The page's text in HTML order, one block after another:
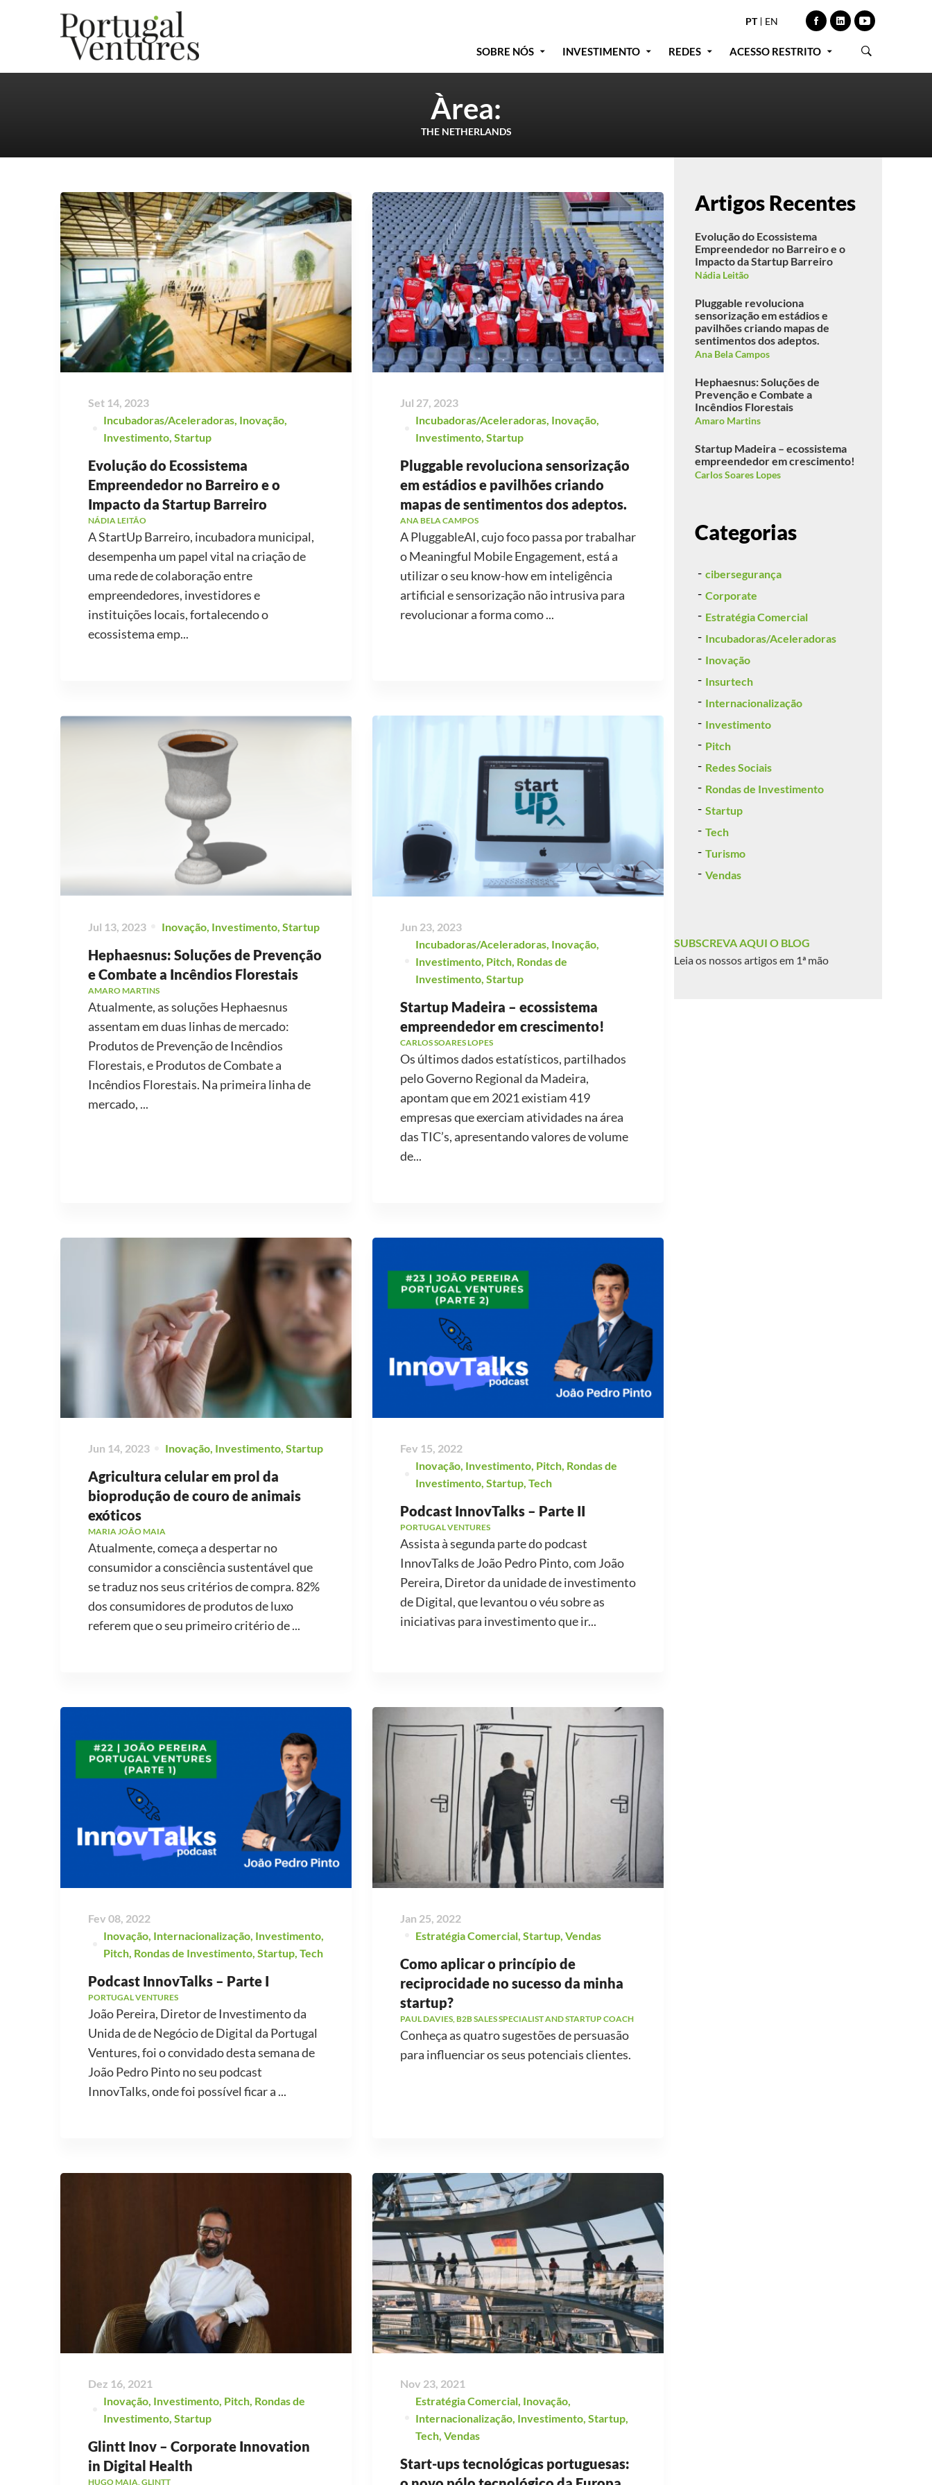
PT EN
SOBRE NÓS INVESTIMENTO REDES ACESSO RESTRITO
Àrea:
THE NETHERLANDS
Set 14, 2023
Incubadoras/Aceleradoras, Inovação,
Investimento, Startup
Evolução do Ecossistema
Empreendedor no Barreiro e o
Impacto da Startup Barreiro
NÁDIA LEITÃO
A StartUp Barreiro, incubadora municipal,
desempenha um papel vital na criação de
uma rede de colaboração entre
empreendedores, investidores e
instituições locais, fortalecendo o
ecossistema emp...
Jul 27, 2023
Incubadoras/Aceleradoras, Inovação,
Investimento, Startup
Pluggable revoluciona sensorização
em estádios e pavilhões criando
mapas de sentimentos dos adeptos.
ANA BELA CAMPOS
A PluggableAI, cujo foco passa por trabalhar
o Meaningful Mobile Engagement, está a
utilizar o seu know-how em inteligência
artificial e sensorização não intrusiva para
revolucionar a forma como ...
Jul 13, 2023 Inovação Investimento Startup
Hephaesnus: Soluções de Prevenção
e Combate a Incêndios Florestais
AMARO MARTINS
Atualmente, as soluções Hephaesnus
assentam em duas linhas de mercado:
Produtos de Prevenção de Incêndios
Florestais, e Produtos de Combate a
Incêndios Florestais. Na primeira linha de
mercado, ...
Jun 23, 2023
Incubadoras/Aceleradoras Inovação
Investimento Pitch Rondas de
Investimento Startup
Startup Madeira – ecossistema
empreendedor em crescimento!
CARLOS SOARES LOPES
Os últimos dados estatísticos, partilhados
pelo Governo Regional da Madeira,
apontam que em 2021 existiam 419
empresas que exerciam atividades na área
das TIC’s, apresentando valores de volume
de...
Jun 14, 2023 Inovação, Investimento, Startup
Agricultura celular em prol da
bioprodução de couro de animais
exóticos
MARIA JOÃO MAIA
Atualmente, começa a despertar no
consumidor a consciência sustentável que
se traduz nos seus critérios de compra. 82%
dos consumidores de produtos de luxo
referem que o seu primeiro critério de ...
Fev 15, 2022
Inovação, Investimento, Pitch, Rondas de
Investimento, Startup, Tech
Podcast InnovTalks – Parte II
PORTUGAL VENTURES
Assista à segunda parte do podcast
InnovTalks de João Pedro Pinto, com João
Pereira, Diretor da unidade de investimento
de Digital, que levantou o véu sobre as
iniciativas para investimento que ir...
Fev 08, 2022
Inovação Internacionalização Investimento
Pitch Rondas de Investimento Startup Tech
Podcast InnovTalks – Parte I
PORTUGAL VENTURES
João Pereira, Diretor de Investimento da
Unida de de Negócio de Digital da Portugal
Ventures, foi o convidado desta semana de
João Pedro Pinto no seu podcast
InnovTalks, onde foi possível ficar a ...
Jan 25, 2022
Estratégia Comercial Startup Vendas
Como aplicar o princípio de
reciprocidade no sucesso da minha
startup?
PAUL DAVIES, B2B SALES SPECIALIST AND STARTUP COACH
Conheça as quatro sugestões de persuasão
para influenciar os seus potenciais clientes.
Dez 16, 2021
Inovação, Investimento, Pitch, Rondas de
Investimento, Startup
Glintt Inov – Corporate Innovation
in Digital Health
HUGO MAIA, GLINTT
Nov 23, 2021
Estratégia Comercial, Inovação,
Internacionalização, Investimento, Startup,
Tech, Vendas
Start-ups tecnológicas portuguesas:
Artigos Recentes
Evolução do Ecossistema
Empreendedor no Barreiro e o
Impacto da Startup Barreiro
Nádia Leitão
Pluggable revoluciona
sensorização em estádios e
pavilhões criando mapas de
sentimentos dos adeptos.
Ana Bela Campos
Hephaesnus: Soluções de
Prevenção e Combate a
Incêndios Florestais
Amaro Martins
Startup Madeira – ecossistema
empreendedor em crescimento!
Carlos Soares Lopes
Categorias
cibersegurança
Corporate
Estratégia Comercial
Incubadoras/Aceleradoras
Inovação
Insurtech
Internacionalização
Investimento
Pitch
Redes Sociais
Rondas de Investimento
Startup
Tech
Turismo
Vendas
SUBSCREVA AQUI O BLOG
Leia os nossos artigos em 1ª mão